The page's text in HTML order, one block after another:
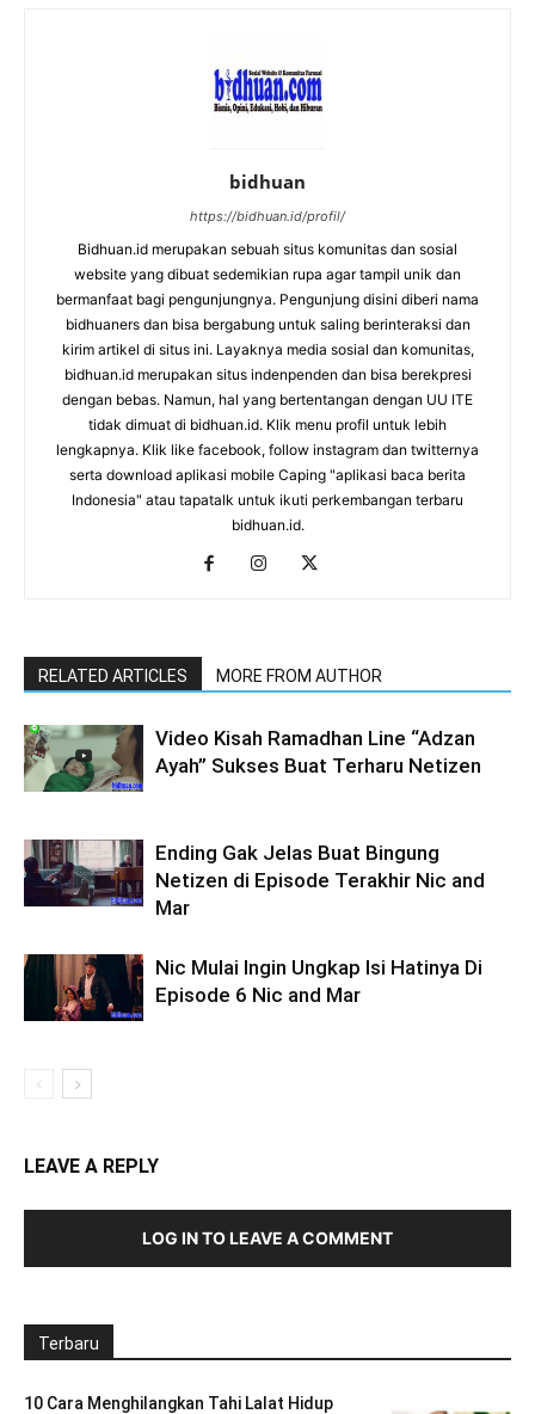
bidhuan
https://bidhuan.id/profil/
Bidhuan.id merupakan sebuah situs komunitas dan sosial
website yang dibuat sedemikian rupa agar tampil unik dan
bermanfaat bagi pengunjungnya. Pengunjung disini diberi nama
bidhuaners dan bisa bergabung untuk saling berinteraksi dan
kirim artikel di situs ini. Layaknya media sosial dan komunitas,
bidhuan.id merupakan situs indenpenden dan bisa berekpresi
dengan bebas. Namun, hal yang bertentangan dengan UU ITE
tidak dimuat di bidhuan.id. Klik menu profil untuk lebih
lengkapnya. Klik like facebook, follow instagram dan twitternya
serta download aplikasi mobile Caping "aplikasi baca berita
Indonesia" atau tapatalk untuk ikuti perkembangan terbaru
bidhuan.id.
RELATED ARTICLES MORE FROM AUTHOR
Video Kisah Ramadhan Line “Adzan
Ayah” Sukses Buat Terharu Netizen
Ending Gak Jelas Buat Bingung
Netizen di Episode Terakhir Nic and
Mar
Nic Mulai Ingin Ungkap Isi Hatinya Di
Episode 6 Nic and Mar
LEAVE A REPLY
LOG IN TO LEAVE A COMMENT
Terbaru
10 Cara Menghilangkan Tahi Lalat Hidup